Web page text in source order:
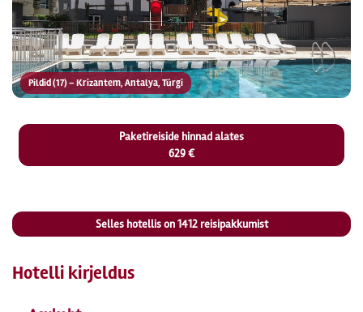
Pildid (17) – Krizantem, Antalya, Türgi
Paketireiside hinnad alates
629 €
Selles hotellis on1412reisipakkumist
Hotelli kirjeldus